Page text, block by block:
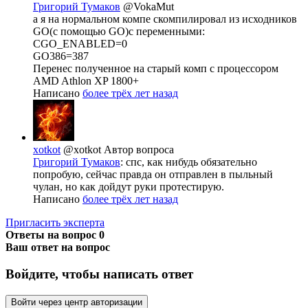
Григорий Тумаков @VokaMut
а я на нормальном компе скомпилировал из исходников
GO(с помощью GO)с переменными:
CGO_ENABLED=0
GO386=387
Перенес полученное на старый комп с процессором
AMD Athlon XP 1800+
Написано более трёх лет назад
xotkot @xotkot Автор вопроса
Григорий Тумаков: спс, как нибудь обязательно
попробую, сейчас правда он отправлен в пыльный
чулан, но как дойдут руки протестирую.
Написано более трёх лет назад
Пригласить эксперта
Ответы на вопрос 0
Ваш ответ на вопрос
Войдите, чтобы написать ответ
Войти через центр авторизации